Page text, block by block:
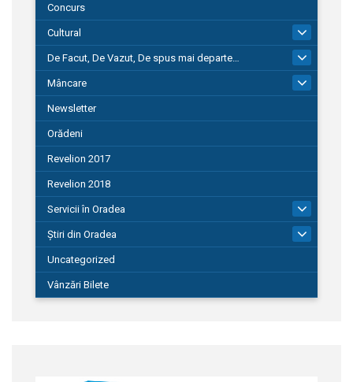
Concurs
Cultural
De Facut, De Vazut, De spus mai departe…
580
Mâncare
Newsletter
Orădeni
Revelion 2017
Revelion 2018
Servicii în Oradea
Știri din Oradea
Uncategorized
Vânzări Bilete